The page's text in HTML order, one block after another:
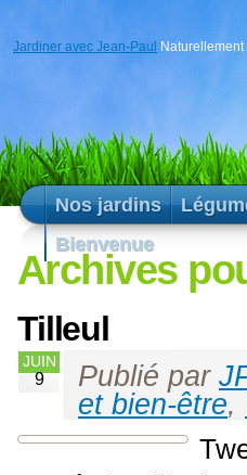
Jardiner avec Jean-Paul Naturellement
Nos jardins
Bienvenue
Archives
Tilleul
JUIN
9 Publié par
et bien-être,